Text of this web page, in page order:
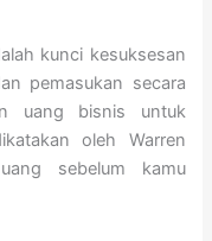
kunci kesuksesan
pemasukan secara
uang bisnis untuk
oleh Warren
sebelum kamu